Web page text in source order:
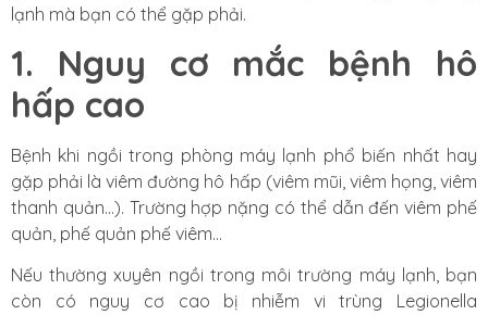
lạnh mà bạn có thể gặp phải.
1. Nguy cơ mắc bệnh hô
hấp cao
Bệnh khi ngồi trong phòng máy lạnh phổ biến nhất hay
gặp phải là viêm đường hô hấp (viêm mũi, viêm họng, viêm
thanh quản…). Trường hợp nặng có thể dẫn đến viêm phế
quản, phế quản phế viêm…
Nếu thường xuyên ngồi trong môi trường máy lạnh, bạn
còn có nguy cơ cao bị nhiễm vi trùng Legionella